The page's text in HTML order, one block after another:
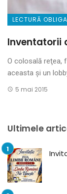
LECTURĂ
Inventatorii
O colosală reţea,
aceasta şi un
5 mai 2015
Ultimele